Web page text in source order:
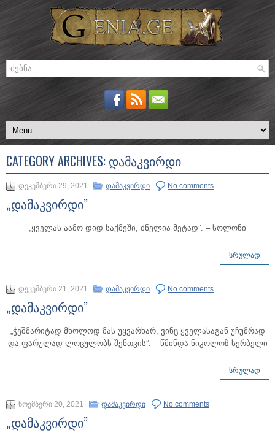
CATEGORY ARCHIVES: ᲓᲐᲛᲐᲙᲕᲘᲠᲓᲘ
დეკემბერი 29, 2021 დამაკვირდი No comments
„დამაკვირდი”
„ყველას აამო დიდ საქმეში, ძნელია მეტად”. – სოლონი
ᲡᲠᲣᲚᲐᲓ
დეკემბერი 21, 2021 დამაკვირდი No comments
„დამაკვირდი”
„ჭეშმარიტად მხოლოდ მას უყვარხარ, ვინც ყველასაგან უჩუმრად
და ფარულად ლოცულობს შენთვის”. – წმინდა ნიკოლოზ სერბელი
ᲡᲠᲣᲚᲐᲓ
ნოემბერი 20, 2021 დამაკვირდი No comments
„დამაკვირდი”